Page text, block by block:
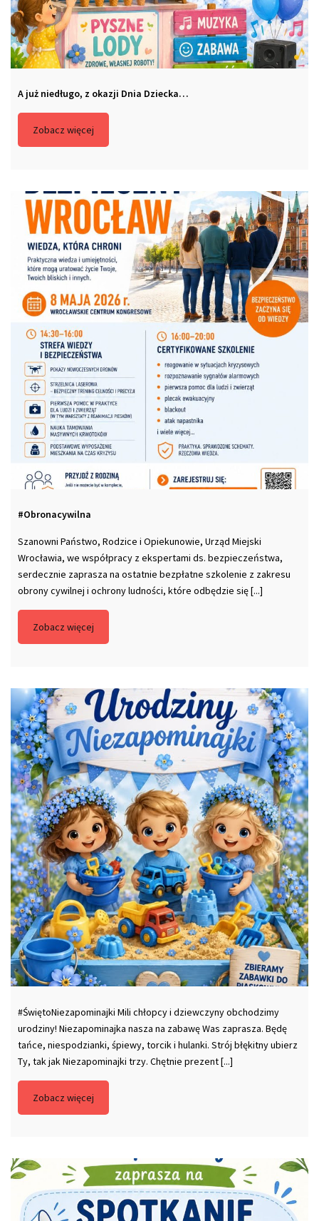
A już niedługo, z okazji Dnia Dziecka…
Zobacz więcej
#Obronacywilna
Szanowni Państwo, Rodzice i Opiekunowie, Urząd Miejski
Wrocławia, we współpracy z ekspertami ds. bezpieczeństwa,
serdecznie zaprasza na ostatnie bezpłatne szkolenie z zakresu
obrony cywilnej i ochrony ludności, które odbędzie się [...]
Zobacz więcej
#ŚwiętoNiezapominajki Mili chłopcy i dziewczyny obchodzimy
urodziny! Niezapominajka nasza na zabawę Was zaprasza. Będę
tańce, niespodzianki, śpiewy, torcik i hulanki. Strój błękitny ubierz
Ty, tak jak Niezapominajki trzy. Chętnie prezent [...]
Zobacz więcej